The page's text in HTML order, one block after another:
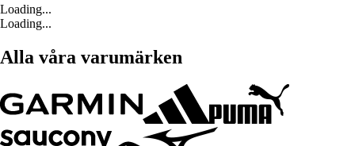
Loading...
Loading...
Alla våra varumärken